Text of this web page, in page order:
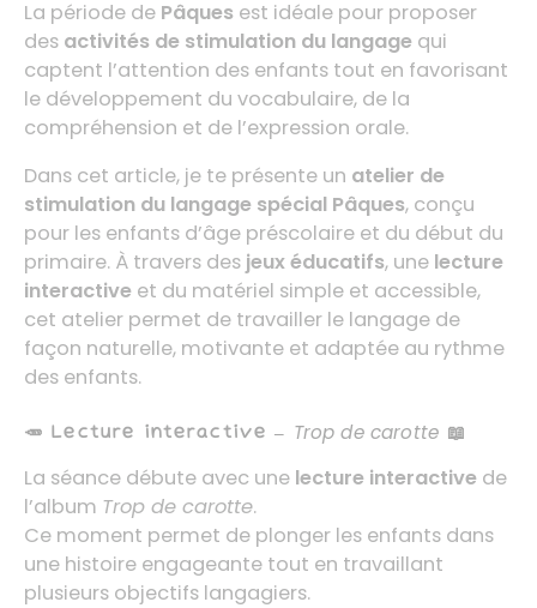
La période de Pâques est idéale pour proposer
des activités de stimulation du langage qui
captent l’attention des enfants tout en favorisant
le développement du vocabulaire, de la
compréhension et de l’expression orale.
Dans cet article, je te présente un atelier de
stimulation du langage spécial Pâques, conçu
pour les enfants d’âge préscolaire et du début du
primaire. À travers des jeux éducatifs, une lecture
interactive et du matériel simple et accessible,
cet atelier permet de travailler le langage de
façon naturelle, motivante et adaptée au rythme
des enfants.
🥕 Lecture interactive – Trop de carotte📖
La séance débute avec une lecture interactive de
l’album Trop de carotte.
Ce moment permet de plonger les enfants dans
une histoire engageante tout en travaillant
plusieurs objectifs langagiers.